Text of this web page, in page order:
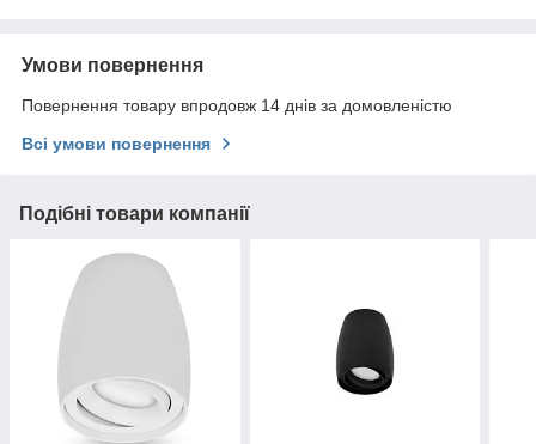
Умови повернення
Повернення товару впродовж 14 днів за домовленістю
Всі умови повернення
Подібні товари компанії